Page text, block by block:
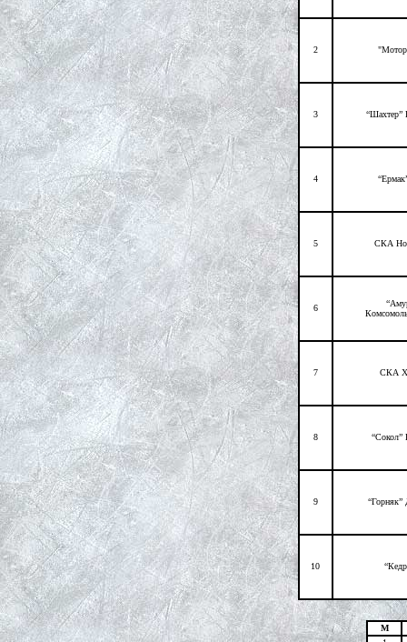
2
3 “Шахтер”
4
5 СКА
6
7 СКА
8 “Сокол”
9 “Горняк”
10
М